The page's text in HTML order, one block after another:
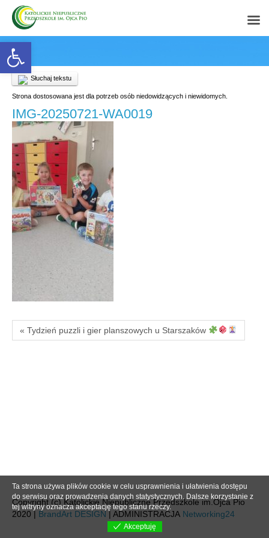
Open toolbar
Słuchaj tekstu
Strona dostosowana jest dla potrzeb osób niedowidzących i niewidomych.
IMG-20250721-WA0019
« Tydzień puzzli i gier planszowych u Starszaków
Copyright (c) Katolickie Niepubliczne Przedszkole im.Ojca Pio
2020 | BrandArt DESIGN | ADMINISTRACJA Networking24
Ta strona używa plików cookie w celu usprawnienia i ułatwienia dostępu
do serwisu oraz prowadzenia danych statystycznych. Dalsze korzystanie z
tej witryny oznacza akceptację tego stanu rzeczy.
Akceptuję